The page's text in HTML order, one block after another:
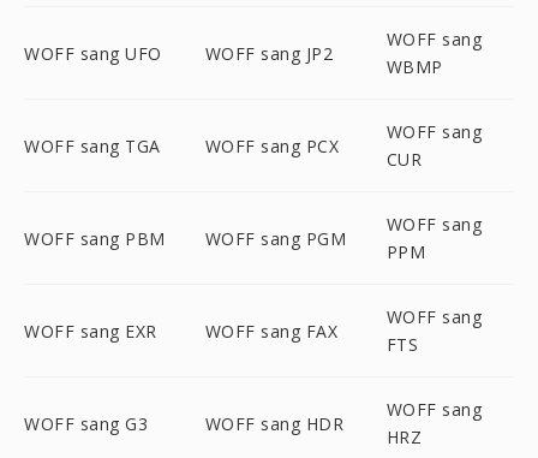
WOFF sang UFO WOFF sang JP2
WOFF sang
WBMP
WOFF sang TGA WOFF sang PCX
WOFF sang
CUR
WOFF sang PBM WOFF sang PGM
WOFF sang
PPM
WOFF sang EXR WOFF sang FAX
WOFF sang
FTS
WOFF sang G3 WOFF sang HDR
WOFF sang
HRZ